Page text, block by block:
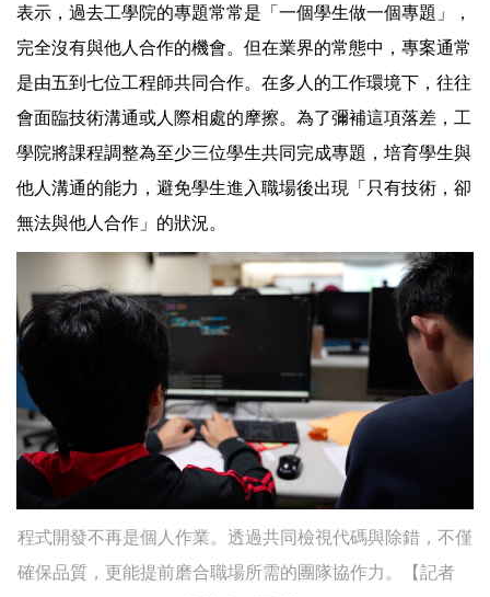
表示，過去工學院的專題常常是「一個學生做一個專題」，
完全沒有與他人合作的機會。但在業界的常態中，專案通常
是由五到七位工程師共同合作。在多人的工作環境下，往往
會面臨技術溝通或人際相處的摩擦。為了彌補這項落差，工
學院將課程調整為至少三位學生共同完成專題，培育學生與
他人溝通的能力，避免學生進入職場後出現「只有技術，卻
無法與他人合作」的狀況。
程式開發不再是個人作業。透過共同檢視代碼與除錯，不僅
確保品質，更能提前磨合職場所需的團隊協作力。【記者